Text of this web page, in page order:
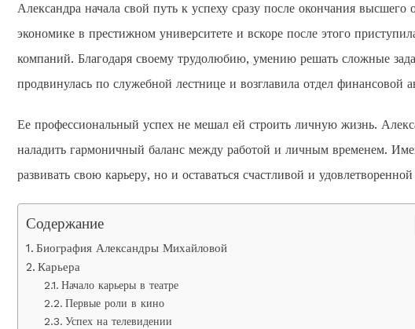
Александра начала свой путь к успеху сразу после окончания
экономике в престижном университете и вскоре после этого
компаний. Благодаря своему трудолюбию, умению решать сложные
продвинулась по служебной лестнице и возглавила отдел финансовой
Ее профессиональный успех не мешал ей строить личную жизнь.
наладить гармоничный баланс между работой и личным временем.
развивать свою карьеру, но и оставаться счастливой и
Содержание
Биография Александры Михайловой
Карьера
Начало карьеры в театре
Первые роли в кино
Успех на телевидении